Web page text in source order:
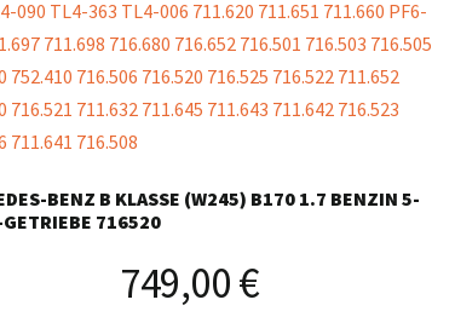
BENZ B KLASSE (W245) B170 1.7 BENZIN 5-
GETRIEBE 716520
749,00€